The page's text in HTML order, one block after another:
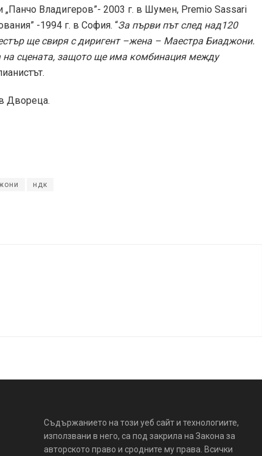
Владигеров”- 2003 г. в Шумен, Premio Sassari
-1994 г. в София. “За първи път след над120
ще свиря с диригент –жена – Маестра Биаджони.
сцената, защото ще има комбинация между
Двореца.
ндк
Съдържанието на този уеб сайт и технологиите,
използвани в него, са под закрила на Закона за
авторското право и сродните му права. Всички